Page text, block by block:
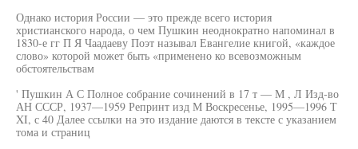
Однако история России — это прежде всего история
христианского народа, о чем Пушкин неоднократно напоминал в
1830-е гг П Я Чаадаеву Поэт называл Евангелие книгой, «каждое
слово» которой может быть «применено ко всевозможным
обстоятельствам
' Пушкин А С Полное собрание сочинений в 17 т — М , Л Изд-во
АН СССР, 1937—1959 Репринт изд М Воскресенье, 1995—1996 Т
XI, с 40 Далее ссылки на это издание даются в тексте с указанием
тома и страниц